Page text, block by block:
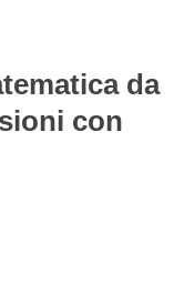
da
con